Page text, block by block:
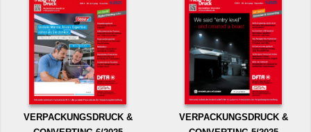
VERPACKUNGSDRUCK &
VERPACKUNGSDRUCK &